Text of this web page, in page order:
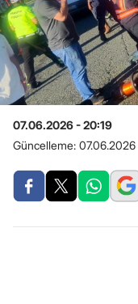
07.06.2026 - 20:19
Güncelleme: